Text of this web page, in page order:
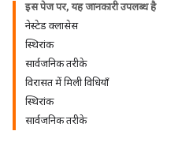
इस पेज पर, यह जानकारी उपलब्ध है
नेस्टेड क्लासेस
स्थिरांक
सार्वजनिक तरीके
विरासत में मिली विधियाँ
स्थिरांक
सार्वजनिक तरीके